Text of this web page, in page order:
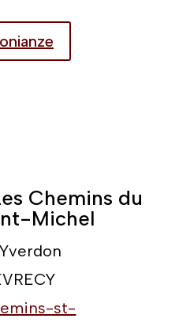
Chemins du
Michel
st-